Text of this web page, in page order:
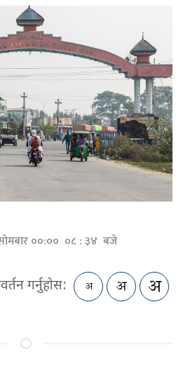
००:०० ०८ : ३४ बजे
गर्नुहोस: